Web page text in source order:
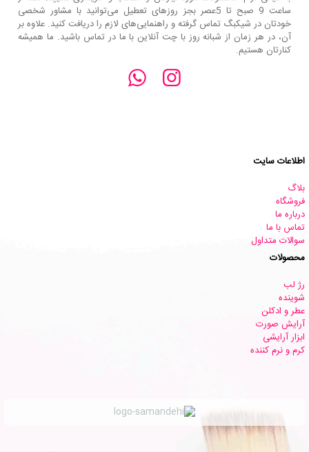
ساعت 9 صبح تا 5عصر بجز روزهای تعطیل می‌توانید با مشاور شخصی
خودتان در شیکبگ تماس گرفته و راهنمایی‌های لازم را دریافت کنید. علاوه بر
آن، در هر زمان از شبانه روز با چت آنلاین با ما در تماس باشید. ما همیشه
کنارتان هستیم.
اطلاعات سایت
بلاگ
فروشگاه
درباره ما
تماس با ما
سوالات متداول
محصولات
رژ لب
شوینده
عطر و ادکلن
آرایش صورت
ابزار آرایشی
کرم و نرم کننده